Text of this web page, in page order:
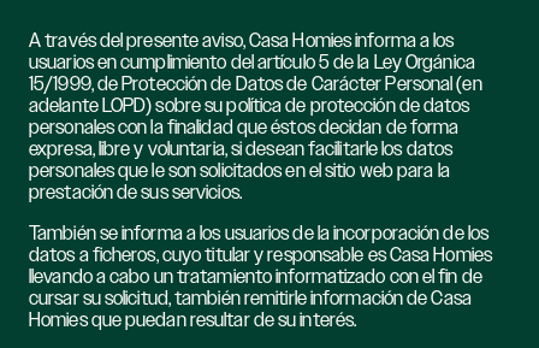
A través del presente aviso, Casa Homies informa a los
usuarios en cumplimiento del artículo 5 de la Ley Orgánica
15/1999, de Protección de Datos de Carácter Personal (en
adelante LOPD) sobre su política de protección de datos
personales con la finalidad que éstos decidan de forma
expresa, libre y voluntaria, si desean facilitarle los datos
personales que le son solicitados en el sitio web para la
prestación de sus servicios.
También se informa a los usuarios de la incorporación de los
datos a ficheros, cuyo titular y responsable es Casa Homies
llevando a cabo un tratamiento informatizado con el fin de
cursar su solicitud, también remitirle información de Casa
Homies que puedan resultar de su interés.